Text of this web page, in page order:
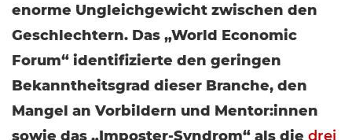
enorme Ungleichgewicht zwischen den
Geschlechtern. Das „World Economic
Forum“ identifizierte den geringen
Bekanntheitsgrad dieser Branche, den
Mangel an Vorbildern und Mentor:innen
sowie das „Imposter-Syndrom“ als die drei